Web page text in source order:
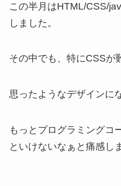
この半月はHTML/CSS/
しました。
その中でも、特にCSSが
思ったようなデザインに
もっとプログラミングコ
といけないなぁと痛感し